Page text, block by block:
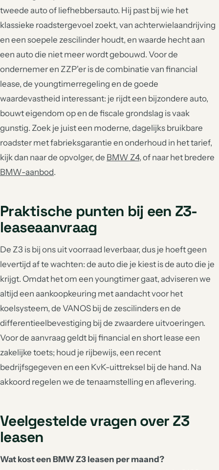
tweede auto of liefhebbersauto. Hij past bij wie het
klassieke roadstergevoel zoekt, van achterwielaandrijving
en een soepele zescilinder houdt, en waarde hecht aan
een auto die niet meer wordt gebouwd. Voor de
ondernemer en ZZP'er is de combinatie van financial
lease, de youngtimerregeling en de goede
waardevastheid interessant: je rijdt een bijzondere auto,
bouwt eigendom op en de fiscale grondslag is vaak
gunstig. Zoek je juist een moderne, dagelijks bruikbare
roadster met fabrieksgarantie en onderhoud in het tarief,
kijk dan naar de opvolger, de BMW Z4, of naar het bredere
BMW-aanbod.
Praktische punten bij een Z3-
leaseaanvraag
De Z3 is bij ons uit voorraad leverbaar, dus je hoeft geen
levertijd af te wachten: de auto die je kiest is de auto die je
krijgt. Omdat het om een youngtimer gaat, adviseren we
altijd een aankoopkeuring met aandacht voor het
koelsysteem, de VANOS bij de zescilinders en de
differentieelbevestiging bij de zwaardere uitvoeringen.
Voor de aanvraag geldt bij financial en short lease een
zakelijke toets; houd je rijbewijs, een recent
bedrijfsgegeven en een KvK-uittreksel bij de hand. Na
akkoord regelen we de tenaamstelling en aflevering.
Veelgestelde vragen over Z3
leasen
Wat kost een BMW Z3 leasen per maand?